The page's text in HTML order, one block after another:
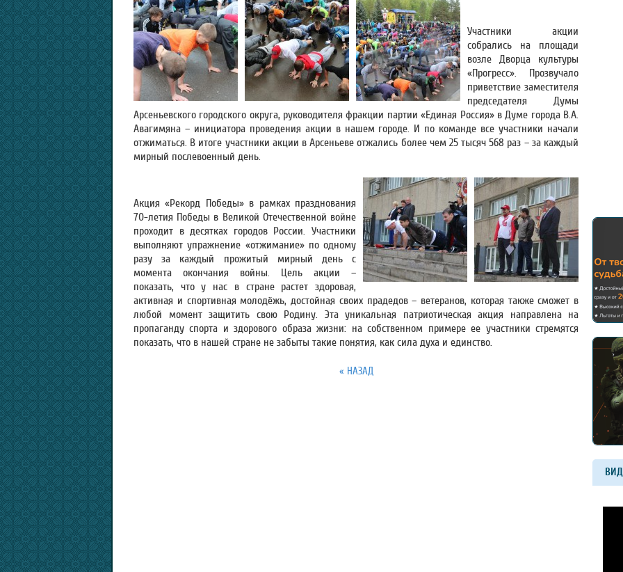
Участники акции
собрались на площади
возле Дворца культуры
«Прогресс». Прозвучало
приветствие заместителя
председателя Думы
Арсеньевского городского округа, руководителя фракции партии «Единая Россия» в Думе города В.А.
Авагимяна – инициатора проведения акции в нашем городе. И по команде все участники начали
отжиматься. В итоге участники акции в Арсеньеве отжались более чем 25 тысяч 568 раз – за каждый
мирный послевоенный день.
Акция «Рекорд Победы» в рамках празднования
70-летия Победы в Великой Отечественной войне
проходит в десятках городов России. Участники
выполняют упражнение «отжимание» по одному
разу за каждый прожитый мирный день с
момента окончания войны. Цель акции –
показать, что у нас в стране растет здоровая,
активная и спортивная молодёжь, достойная своих прадедов – ветеранов, которая также сможет в
любой момент защитить свою Родину. Эта уникальная патриотическая акция направлена на
пропаганду спорта и здорового образа жизни: на собственном примере ее участники стремятся
показать, что в нашей стране не забыты такие понятия, как сила духа и единство.
« НАЗАД